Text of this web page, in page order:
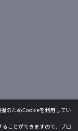
のためCookieを利用してい
ことができますので、ブロ